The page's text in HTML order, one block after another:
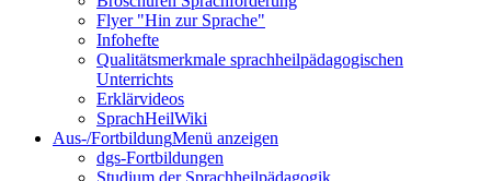
Flyer "Hin zur Sprache"
Infohefte
Qualitätsmerkmale sprachheilpädagogischen
Unterrichts
Erklärvideos
SprachHeilWiki
Aus-/FortbildungMenü anzeigen
dgs-Fortbildungen
Studium der Sprachheilpädagogik